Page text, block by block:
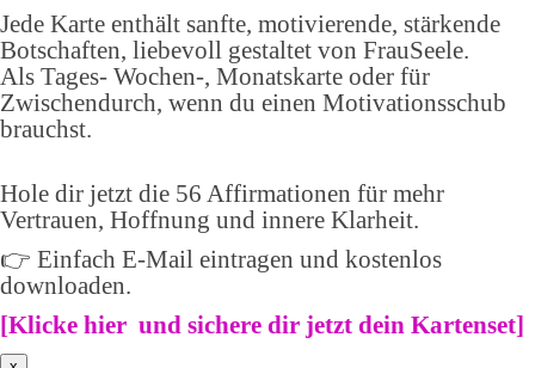
Jede Karte enthält sanfte, motivierende, stärkende
Botschaften, liebevoll gestaltet von FrauSeele.
Als Tages- Wochen-, Monatskarte oder für
Zwischendurch, wenn du einen Motivationsschub
brauchst.
Hole dir jetzt die 56 Affirmationen für mehr
Vertrauen, Hoffnung und innere Klarheit.
👉 Einfach E-Mail eintragen und kostenlos
downloaden.
[Klicke hier und sichere dir jetzt dein Kartenset]